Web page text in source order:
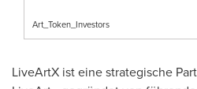
Art_Token_Investors
LiveArtX ist eine strategische